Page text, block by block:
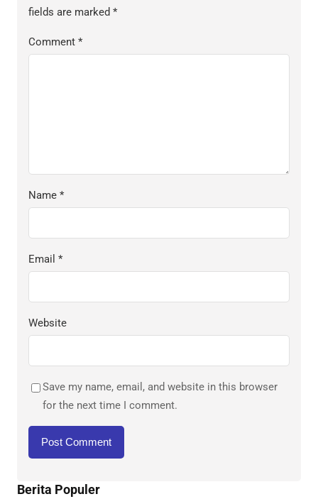
fields are marked *
Comment *
Name *
Email *
Website
Save my name, email, and website in this browser
for the next time I comment.
Berita Populer